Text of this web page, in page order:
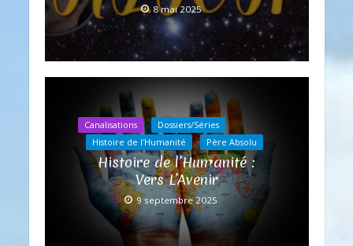
8 mai 2025
Canalisations
Dossiers/Séries
Histoire de l'Humanité
Père Absolu
Histoire de l’Humanité :
Vers L’Avenir
9 septembre 2025